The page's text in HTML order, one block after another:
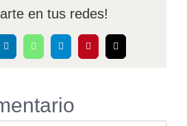
en tus redes!
LinkedInWhatsAppTelegramPinterestCorreo
electrónico